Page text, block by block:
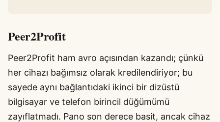
Peer2Profit
Peer2Profit ham avro açısından kazandı; çünkü
her cihazı bağımsız olarak kredilendiriyor; bu
sayede aynı bağlantıdaki ikinci bir dizüstü
bilgisayar ve telefon birincil düğümümü
zayıflatmadı. Pano son derece basit, ancak cihaz